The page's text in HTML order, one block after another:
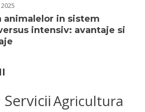
animalelor in sistem
intensiv: avantaje si
Agricultura